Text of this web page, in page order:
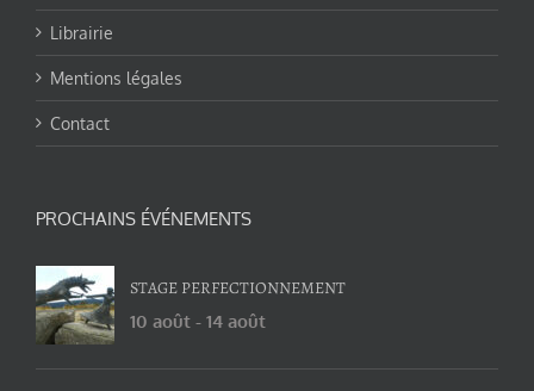
Librairie
Mentions légales
Contact
PROCHAINS ÉVÉNEMENTS
STAGE PERFECTIONNEMENT
10 août - 14 août